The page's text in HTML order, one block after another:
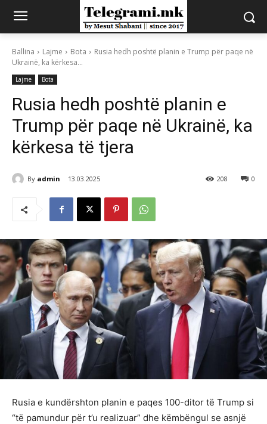
Ballina Lajme Bota
Rusia hedh poshtë planin e Trump për paqe në
Ukrainë, ka kërkesa...
Lajme Bota
Rusia hedh poshtë planin e
Trump për paqe në Ukrainë, ka
kërkesa të tjera
By admin 13.03.2025 0
208
Rusia e kundërshton planin e paqes 100-ditor të Trump si
“të pamundur për t’u realizuar” dhe këmbëngul se asnjë